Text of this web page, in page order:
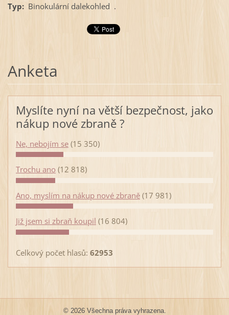
Typ:Binokulární dalekohled .
Anketa
Myslíte nyní na větší bezpečnost, jako
nákup nové zbraně ?
Ne, nebojím se (15 350)
Trochu ano (12 818)
Ano, myslím na nákup nové zbraně (17 981)
Již jsem si zbraň koupil (16 804)
Celkový počet hlasů: 62953
© 2026 Všechna práva vyhrazena.